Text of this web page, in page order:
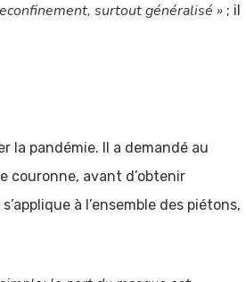
surtout généralisé » ; il
la pandémie. Il a demandé au
couronne, avant d’obtenir
à l’ensemble des piétons,